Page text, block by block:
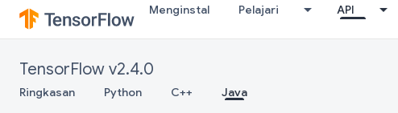
Menginstal Pelajari API
TensorFlow v2.4.0
Ringkasan Python C++ Java